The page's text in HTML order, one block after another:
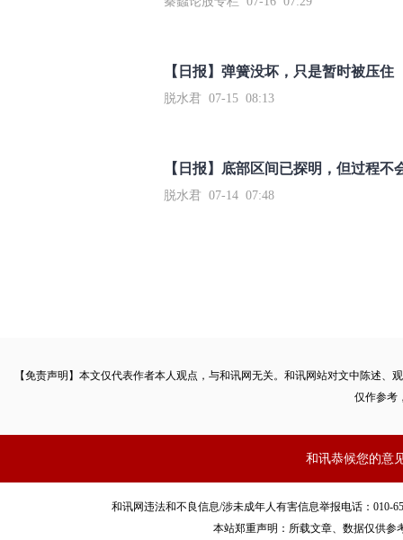
【日报】弹簧没坏，只是暂时被压住
脱水君 07-15 08:13
【日报】底部区间已探明，但过程不
脱水君 07-14 07:48
【免责声明】本文仅代表作者本人观点，与和讯网无关。和讯网站对文中陈述
仅作参考
和讯恭候您的意
和讯网违法和不良信息/涉未成年人有害信息举报电话：010-
本站郑重声明：所载文章、数据仅供参